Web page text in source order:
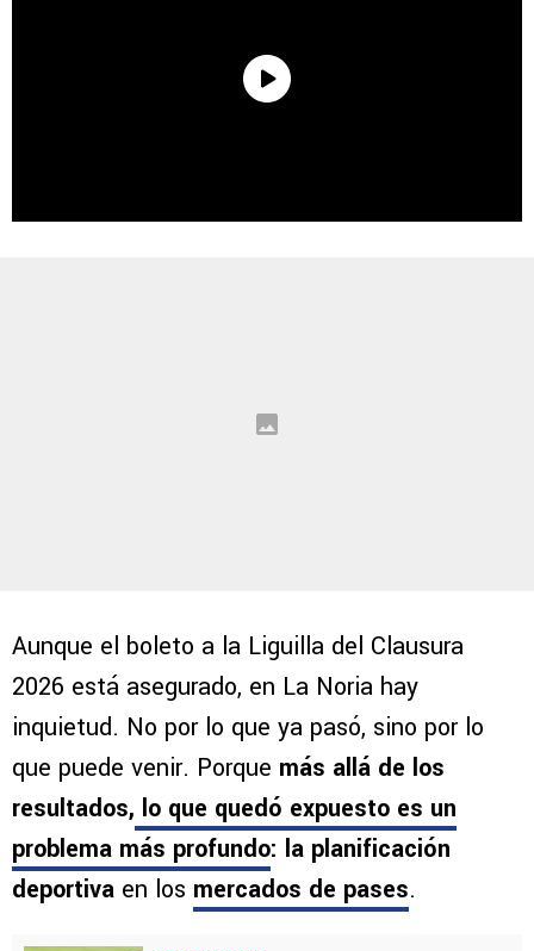
Aunque el boleto a la Liguilla del Clausura
2026 está asegurado, en La Noria hay
inquietud. No por lo que ya pasó, sino por lo
que puede venir. Porque más allá de los
resultados, lo que quedó expuesto es un
problema más profundo: la planificación
deportiva en los mercados de pases.